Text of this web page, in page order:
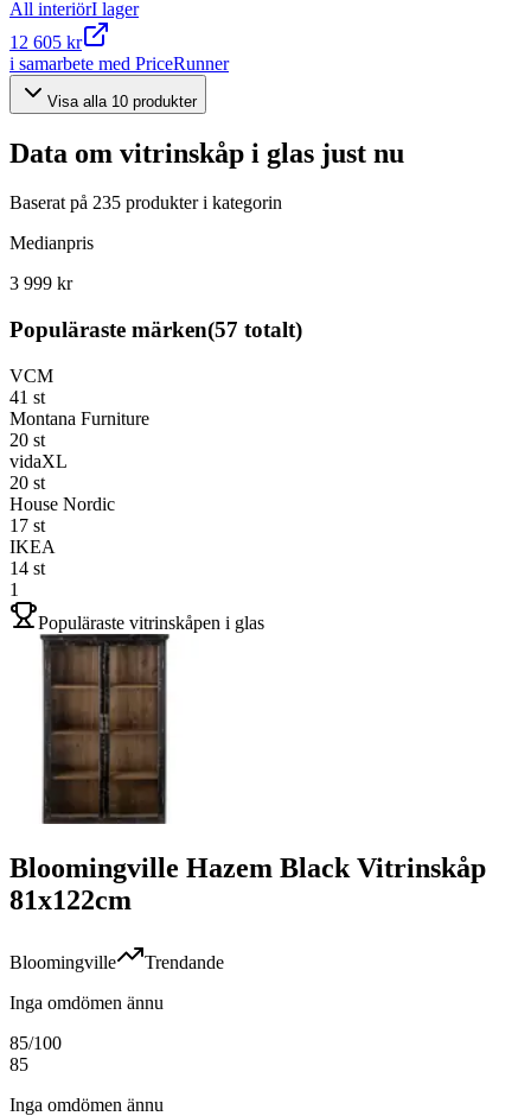
All interiörI lager
12 605 kr
i samarbete med PriceRunner
Visa alla 10 produkter
Data om vitrinskåp i glas just nu
Baserat på 235 produkter i kategorin
Medianpris
3 999 kr
Populäraste märken(57 totalt)
VCM
41 st
Montana Furniture
20 st
vidaXL
20 st
House Nordic
17 st
IKEA
14 st
1
Populäraste vitrinskåpen i glas
Bloomingville Hazem Black Vitrinskåp
81x122cm
Bloomingville
Trendande
Inga omdömen ännu
85/100
85
Inga omdömen ännu